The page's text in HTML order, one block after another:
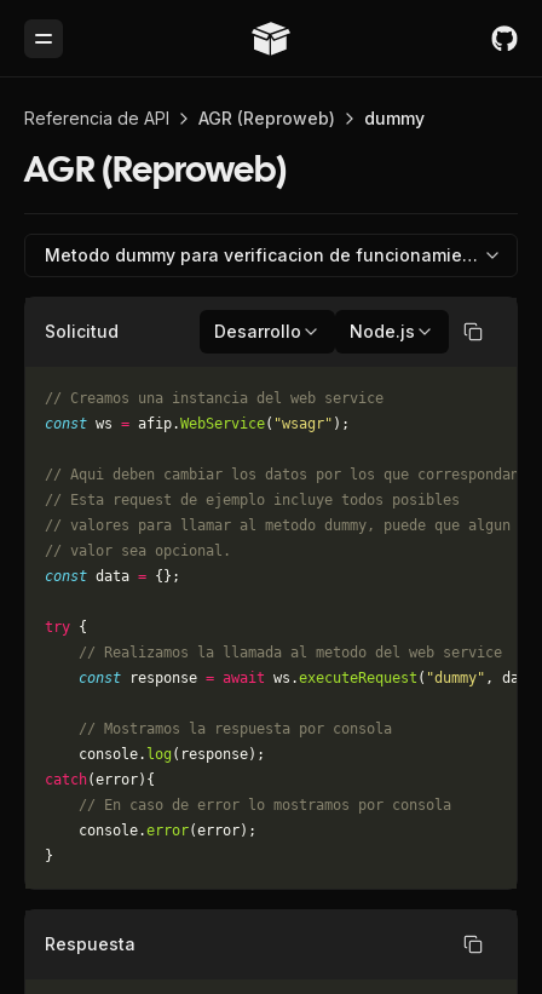
Toggle Menu
Referencia de API AGR (Reproweb) dummy
AGR (Reproweb)
Metodo dummy para verificacion de funcionamiento
Solicitud Desarrollo Node.js Copiar
// Creamos una instancia del web service
const ws = afip.WebService( "wsagr" );
// Aqui deben cambiar los datos por los que correspondan.
// Esta request de ejemplo incluye todos posibles
// valores para llamar al metodo dummy, puede que algun
// valor sea opcional.
const data = {};
try {
    // Realizamos la llamada al metodo del web service
    const
response = await ws.executeRequest ( "dummy" ,
    // Mostramos la respuesta por consola
    console.
log (response);
catch(error){
    // En caso de error lo mostramos por consola
	console.
error(error);
}
Respuesta Copiar